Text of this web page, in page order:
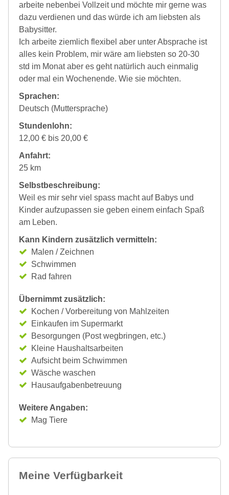
arbeite nebenbei Vollzeit und möchte mir gerne was
dazu verdienen und das würde ich am liebsten als
Babysitter.
Ich arbeite ziemlich flexibel aber unter Absprache ist
alles kein Problem, mir wäre am liebsten so 20-30
std im Monat aber es geht natürlich auch einmalig
oder mal ein Wochenende. Wie sie möchten.
Sprachen:
Deutsch (Muttersprache)
Stundenlohn:
12,00 € bis 20,00 €
Anfahrt:
25 km
Selbstbeschreibung:
Weil es mir sehr viel spass macht auf Babys und
Kinder aufzupassen sie geben einem einfach Spaß
am Leben.
Kann Kindern zusätzlich vermitteln:
Malen / Zeichnen
Schwimmen
Rad fahren
Übernimmt zusätzlich:
Kochen / Vorbereitung von Mahlzeiten
Einkaufen im Supermarkt
Besorgungen (Post wegbringen, etc.)
Kleine Haushaltsarbeiten
Aufsicht beim Schwimmen
Wäsche waschen
Hausaufgabenbetreuung
Weitere Angaben:
Mag Tiere
Meine Verfügbarkeit